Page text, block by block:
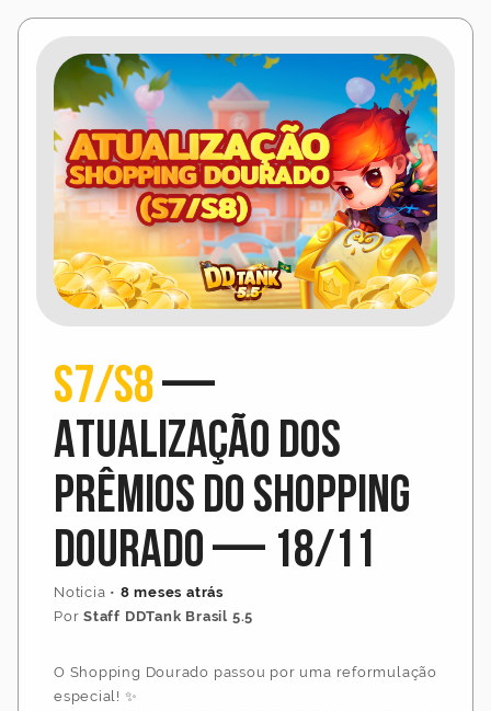
S7/S8—
Atualização dos
Prêmios do Shopping
Dourado — 18/11
Notícia • 8 meses atrás
PorStaff DDTank Brasil 5.5
O Shopping Dourado passou por uma reformulação
especial! ✨